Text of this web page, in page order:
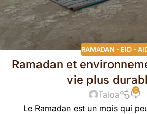
RAMADAN - EID -
Ramadan et
vie plus
Taloa 0
Le Ramadan est un mois qui